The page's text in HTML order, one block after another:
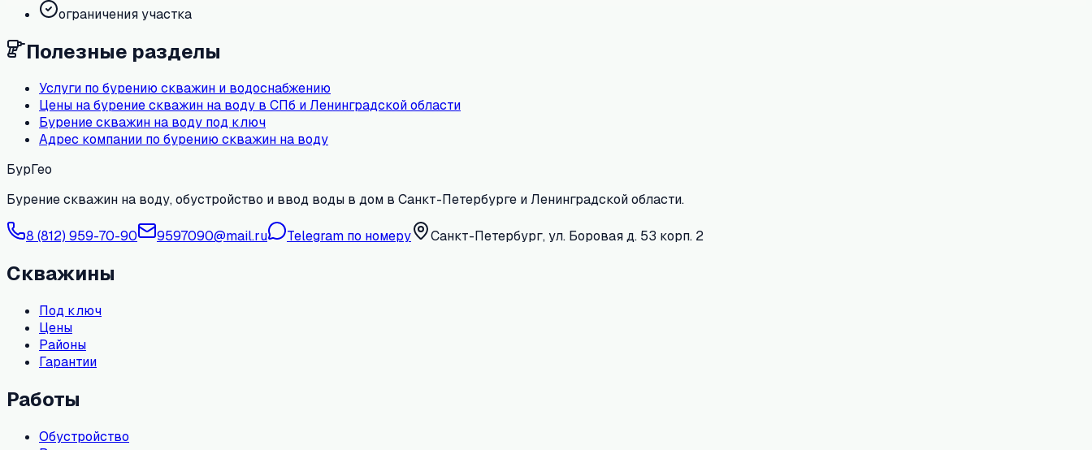
ограничения участка
Полезные разделы
Услуги по бурению скважин и водоснабжению
Цены на бурение скважин на воду в СПб и Ленинградской области
Бурение скважин на воду под ключ
Адрес компании по бурению скважин на воду
БурГео
Бурение скважин на воду, обустройство и ввод воды в дом в Санкт-Петербурге и Ленинградской области.
8 (812) 959-70-90 9597090@mail.ru Telegram по номеру Санкт-Петербург, ул. Боровая д. 53 корп. 2
Скважины
Под ключ
Цены
Районы
Гарантии
Работы
Обустройство